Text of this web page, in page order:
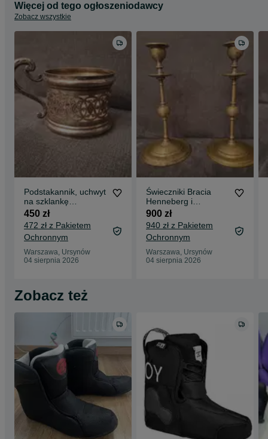
Więcej od tego ogłoszeniodawcy
Zobacz wszystkie
Podstakannik, uchwyt
na szklankę
HENNIGER
Warszawa przełom
XIX / XX wieku
450 zł
472 zł z Pakietem
Ochronnym
Warszawa, Ursynów
04 sierpnia 2026
Świeczniki Bracia
Henneberg i
Czajkowski Warszawa
XIX wiek
900 zł
940 zł z Pakietem
Ochronnym
Warszawa, Ursynów
04 sierpnia 2026
Zobacz też